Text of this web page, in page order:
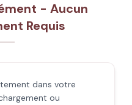
- Aucun
Requis
dans votre
ou